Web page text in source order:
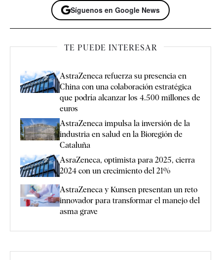
Síguenos en Google News
TE PUEDE INTERESAR
AstraZeneca refuerza su presencia en
China con una colaboración estratégica
que podría alcanzar los 4.500 millones de
euros
AstraZeneca impulsa la inversión de la
industria en salud en la Bioregión de
Cataluña
AsraZeneca, optimista para 2025, cierra
2024 con un crecimiento del 21%
AstraZeneca y Kunsen presentan un reto
innovador para transformar el manejo del
asma grave